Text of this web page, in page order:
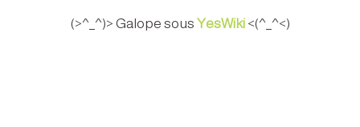
(>^_^)> Galope sous YesWiki<(^_^<)